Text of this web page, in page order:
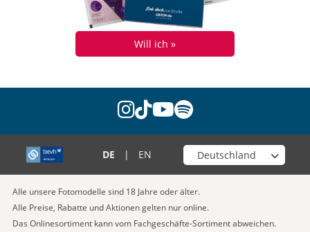
Will ich »
instagram
tiktok
youtube
spotify
DE | EN Wähle deinen Shop
Alle unsere Fotomodelle sind 18 Jahre oder älter.
Alle Preise, Rabatte und Aktionen gelten nur online.
Das Onlinesortiment kann vom Fachgeschäfte-Sortiment abweichen.